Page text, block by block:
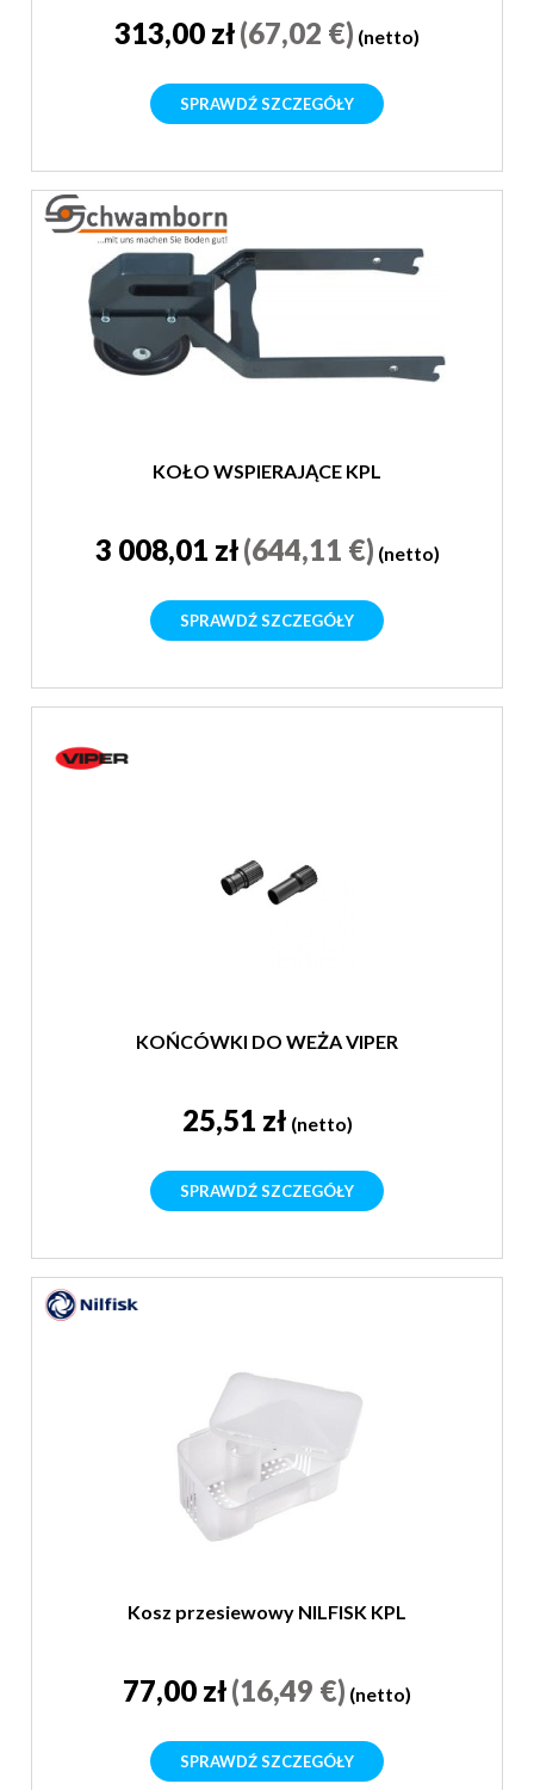
313,00 zł(67,02 €) (netto)
SPRAWDŹ SZCZEGÓŁY
KOŁO WSPIERAJĄCE KPL
3 008,01 zł(644,11 €) (netto)
SPRAWDŹ SZCZEGÓŁY
KOŃCÓWKI DO WEŻA VIPER
25,51 zł (netto)
SPRAWDŹ SZCZEGÓŁY
Kosz przesiewowy NILFISK KPL
77,00 zł(16,49 €) (netto)
SPRAWDŹ SZCZEGÓŁY